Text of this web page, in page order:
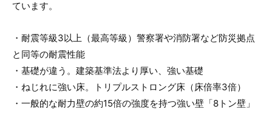
ています。
・耐震等級3以上（最高等級）警察署や消防署など防災拠点
と同等の耐震性能
・基礎が違う。建築基準法より厚い、強い基礎
・ねじれに強い床。トリプルストロング床（床倍率3倍）
・一般的な耐力壁の約15倍の強度を持つ強い壁「8トン壁」